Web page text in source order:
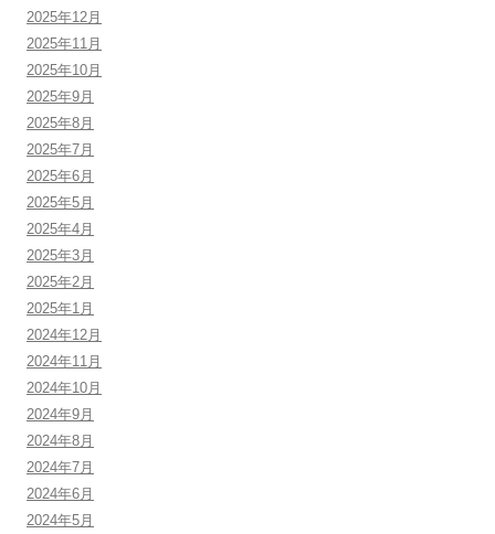
2025年12月
2025年11月
2025年10月
2025年9月
2025年8月
2025年7月
2025年6月
2025年5月
2025年4月
2025年3月
2025年2月
2025年1月
2024年12月
2024年11月
2024年10月
2024年9月
2024年8月
2024年7月
2024年6月
2024年5月